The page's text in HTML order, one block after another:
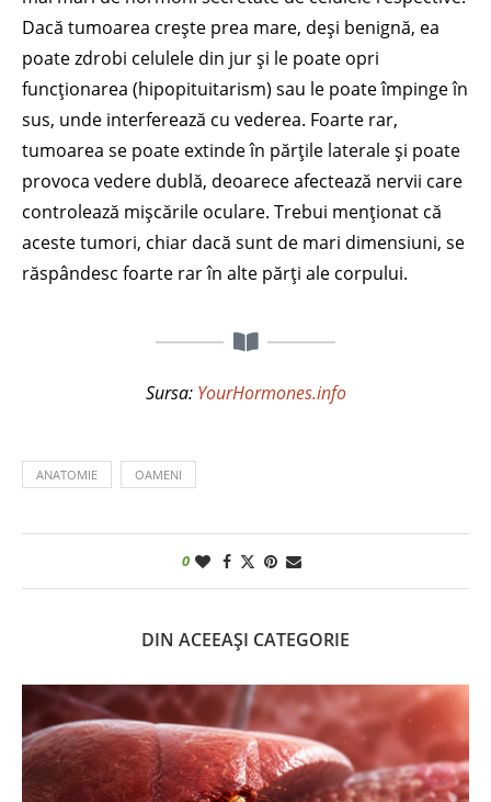
Dacă tumoarea crește prea mare, deși benignă, ea
poate zdrobi celulele din jur și le poate opri
funcționarea (hipopituitarism) sau le poate împinge în
sus, unde interferează cu vederea. Foarte rar,
tumoarea se poate extinde în părțile laterale și poate
provoca vedere dublă, deoarece afectează nervii care
controlează mișcările oculare. Trebui menționat că
aceste tumori, chiar dacă sunt de mari dimensiuni, se
răspândesc foarte rar în alte părți ale corpului.
Sursa: YourHormones.info
ANATOMIE OAMENI
0
DIN ACEEAȘI CATEGORIE